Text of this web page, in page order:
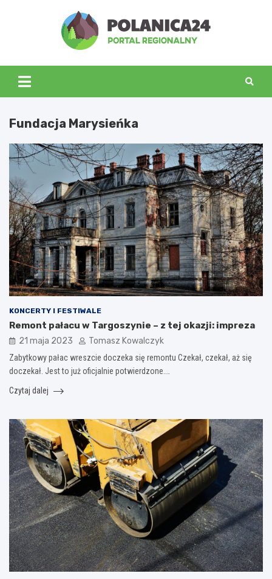
polanica24.pl
Fundacja Marysieńka
KONCERTY I FESTIWALE
Remont pałacu w Targoszynie – z tej okazji: impreza
21 maja 2023 Tomasz Kowalczyk
Zabytkowy pałac wreszcie doczeka się remontu Czekał, czekał, aż się
doczekał. Jest to już oficjalnie potwierdzone.…
Czytaj dalej